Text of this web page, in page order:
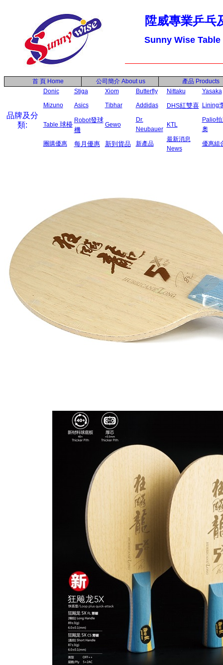
陞威專業乒乓
Sunny Wise
首 頁 Home 公司簡介 About us 產品 Products
品牌及分
類:
Donic Stiga Xiom Butterfly Nittaku
Yasaka
Mizuno
Asics Tibhar Addidas DHS紅雙喜 Lining
Table 球檯
Robot發球
機
Gewo
Dr.
Neubauer
KTL
Palio拍
奧
團購優惠 每月優惠 新到貨品 新產品
最新消息
News
優惠組